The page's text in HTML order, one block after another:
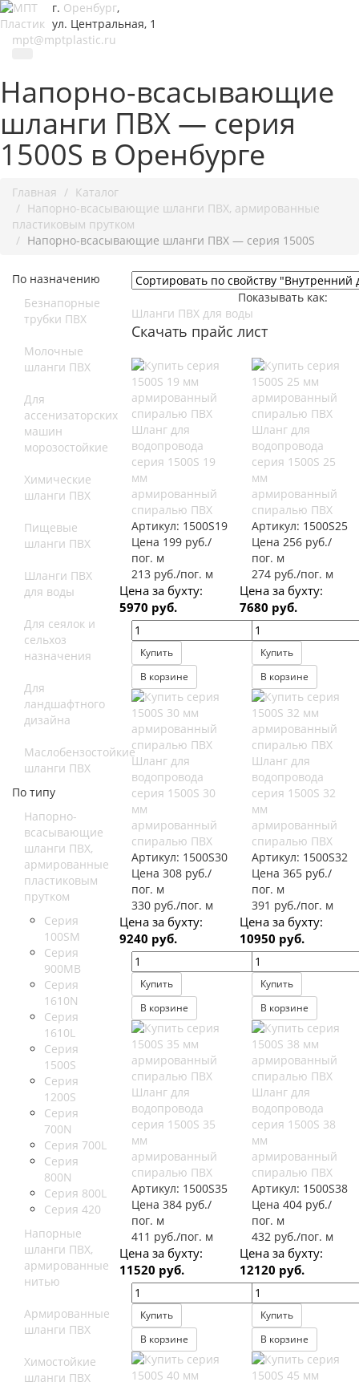
г. Оренбург,
ул. Центральная, 1
mpt@mptplastic.ru
Напорно-всасывающие
шланги ПВХ — серия
1500S в Оренбурге
Главная
Каталог
Напорно-всасывающие шланги ПВХ, армированные
пластиковым прутком
Напорно-всасывающие шланги ПВХ — серия 1500S
По назначению
Безнапорные
трубки ПВХ
Молочные
шланги ПВХ
Для
ассенизаторских
машин
морозостойкие
Химические
шланги ПВХ
Пищевые
шланги ПВХ
Шланги ПВХ
для воды
Для сеялок и
сельхоз
назначения
Для
ландшафтного
дизайна
Маслобензостойкие
шланги ПВХ
По типу
Напорно-
всасывающие
шланги ПВХ,
армированные
пластиковым
прутком
Серия
100SM
Серия
900MB
Серия
1610N
Серия
1610L
Серия
1500S
Серия
1200S
Серия
700N
Серия 700L
Серия
800N
Серия 800L
Серия 420
Напорные
шланги ПВХ,
армированные
нитью
Армированные
шланги ПВХ
Химостойкие
шланги ПВХ
Показывать как:
Шланги ПВХ для воды
Скачать прайс лист
Шланг для
водопровода
серия 1500S 19
мм
армированный
спиралью ПВХ
Артикул: 1500S19
Цена 199 руб./
пог. м
213 руб./пог. м
Цена за бухту:
5970 руб.
Купить
В корзине
Шланг для
водопровода
серия 1500S 25
мм
армированный
спиралью ПВХ
Артикул: 1500S25
Цена 256 руб./
пог. м
274 руб./пог. м
Цена за бухту:
7680 руб.
Купить
В корзине
Шланг для
водопровода
серия 1500S 30
мм
армированный
спиралью ПВХ
Артикул: 1500S30
Цена 308 руб./
пог. м
330 руб./пог. м
Цена за бухту:
9240 руб.
Купить
В корзине
Шланг для
водопровода
серия 1500S 32
мм
армированный
спиралью ПВХ
Артикул: 1500S32
Цена 365 руб./
пог. м
391 руб./пог. м
Цена за бухту:
10950 руб.
Купить
В корзине
Шланг для
водопровода
серия 1500S 35
мм
армированный
спиралью ПВХ
Артикул: 1500S35
Цена 384 руб./
пог. м
411 руб./пог. м
Цена за бухту:
11520 руб.
Купить
В корзине
Шланг для
водопровода
серия 1500S 38
мм
армированный
спиралью ПВХ
Артикул: 1500S38
Цена 404 руб./
пог. м
432 руб./пог. м
Цена за бухту:
12120 руб.
Купить
В корзине